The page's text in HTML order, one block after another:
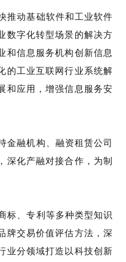
推动基础软件和工业软件
数字化转型场景的解决方
和信息服务机构创新信息
的工业互联网行业系统解
和应用，增强信息服务安
金融机构、融资租赁公司
深化产融对接合作，为制
标、专利等多种类型知识
牌交易价值评估方法，深
业分领域打造以科技创新